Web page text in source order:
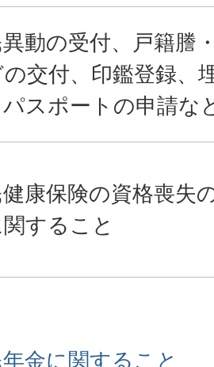
動の受付、戸籍謄
交付、印鑑登録、
スポートの申請な
康保険の資格喪失
すること
金に関すること